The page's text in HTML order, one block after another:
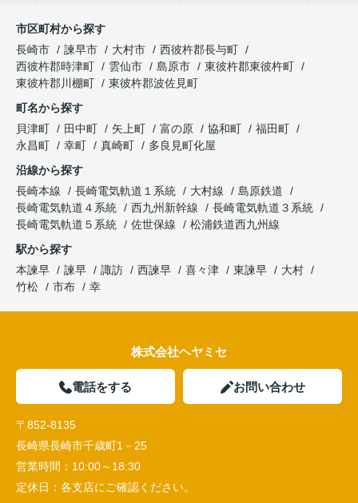
市区町村から探す
長崎市
諫早市 大村市
西彼杵郡長与町
西彼杵郡時津町
雲仙市 島原市
東彼杵郡東彼杵町
東彼杵郡川棚町
東彼杵郡波佐見町
町名から探す
貝津町
田中町 矢上町 富の原 協和町
福田町
永昌町
幸町 真崎町
多良見町化屋
沿線から探す
長崎本線
長崎電気軌道１系統 大村線
島原鉄道
長崎電気軌道４系統
西九州新幹線
長崎電気軌道３系統
長崎電気軌道５系統
佐世保線
松浦鉄道西九州線
駅から探す
本諫早
諫早 諏訪 西諫早 喜々津 東諫早
大村
竹松
市布 幸
株式会社ヘヤミセ
電話をする お問い合わせ
〒852-8135
長崎県長崎市千歳町1－25
営業時間： 10:00～18:30
定休日： 各支店にご確認ください。